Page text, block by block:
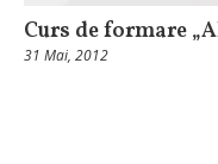
Curs de formare
31 Mai, 2012